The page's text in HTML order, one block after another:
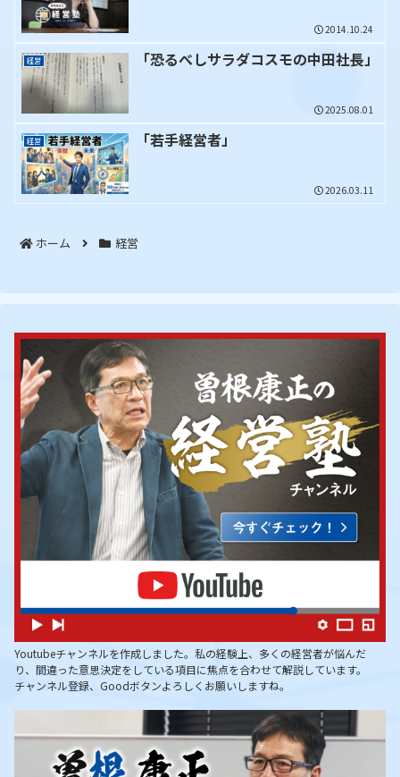
2014.10.24
経営 「恐るべしサラダコスモの中田社長」
2025.08.01
経営 「若手経営者」
2026.03.11
ホーム 経営
Youtubeチャンネルを作成しました。私の経験上、多くの経営者が悩んだ
り、間違った意思決定をしている項目に焦点を合わせて解説しています。
チャンネル登録、Goodボタンよろしくお願いしますね。